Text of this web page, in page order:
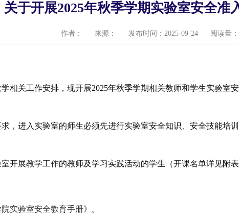
关于开展2025年秋季学期实验室安全准
作者： 来源： 发布时间：2025-09-24 阅读量：
相关工作安排，现开展2025年秋季学期相关教师和学生实验室
，进入实验室的师生必须先进行实验室安全知识、安全技能培训
开展教学工作的教师及学习实践活动的学生（开课名单详见附表
院实验室安全教育手册》 。